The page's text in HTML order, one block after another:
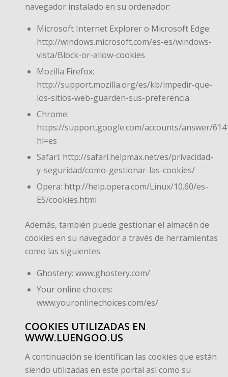
navegador instalado en su ordenador:
Microsoft Internet Explorer o Microsoft Edge:
http://windows.microsoft.com/es-es/windows-
vista/Block-or-allow-cookies
Mozilla Firefox:
http://support.mozilla.org/es/kb/impedir-que-
los-sitios-web-guarden-sus-preferencia
Chrome:
https://support.google.com/accounts/answer/
hl=es
Safari: http://safari.helpmax.net/es/privacidad-
y-seguridad/como-gestionar-las-cookies/
Opera: http://help.opera.com/Linux/10.60/es-
ES/cookies.html
Además, también puede gestionar el almacén de
cookies en su navegador a través de herramientas
como las siguientes
Ghostery: www.ghostery.com/
Your online choices:
www.youronlinechoices.com/es/
COOKIES UTILIZADAS EN
WWW.LUENGOO.US
A continuación se identifican las cookies que están
siendo utilizadas en este portal así como su